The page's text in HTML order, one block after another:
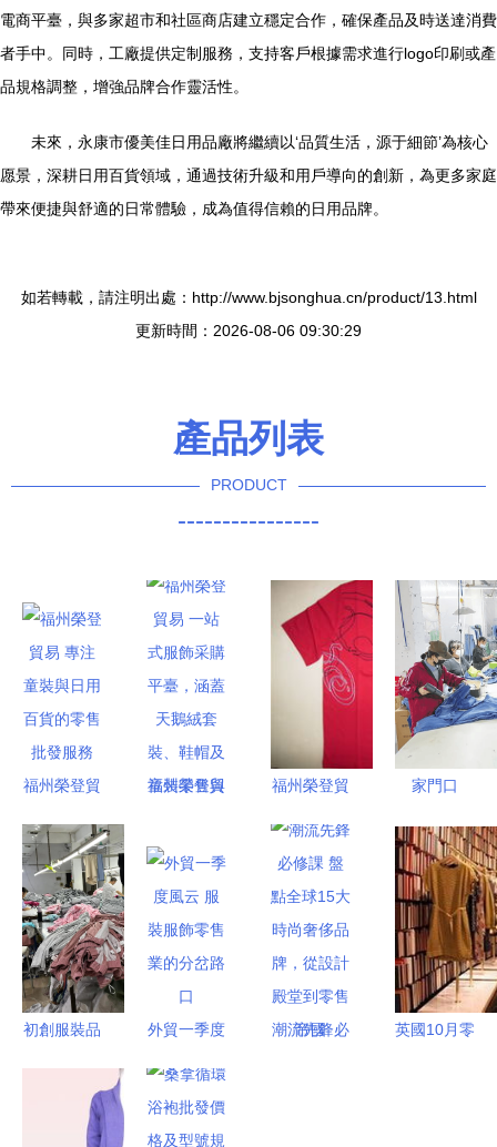
電商平臺，與多家超市和社區商店建立穩定合作，確保產品及時送達消費
者手中。同時，工廠提供定制服務，支持客戶根據需求進行logo印刷或產
品規格調整，增強品牌合作靈活性。
未來，永康市優美佳日用品廠將繼續以‘品質生活，源于細節’為核心
愿景，深耕日用百貨領域，通過技術升級和用戶導向的創新，為更多家庭
帶來便捷與舒適的日常體驗，成為值得信賴的日用品牌。
如若轉載，請注明出處：http://www.bjsonghua.cn/product/13.html
更新時間：2026-08-06 09:30:29
產品列表
PRODUCT
----------------
福州榮登貿
裝與日用百
貨的零售批
發服務
福州榮登貿
服飾采購平
臺，涵蓋天
鵝絨套裝、
鞋帽及童裝
福州榮登貿
服飾零售與
批發服務
家門口
廠” 牛仔老
板織出全球
訂單，鄉親
共圓就業夢
初創服裝品
作打樣全攻
略 從理想
外貿一季度
服飾零售業
的分岔路口
潮流先鋒必
英國10月零